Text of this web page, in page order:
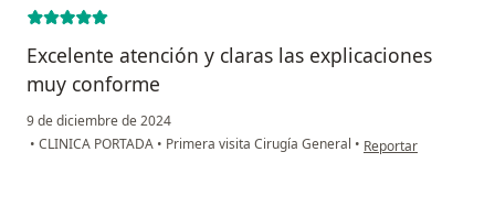
Excelente atención y claras las explicaciones
muy conforme
9 de diciembre de 2024
• CLINICA PORTADA • Primera visita Cirugía General • en opinión del
Reportar